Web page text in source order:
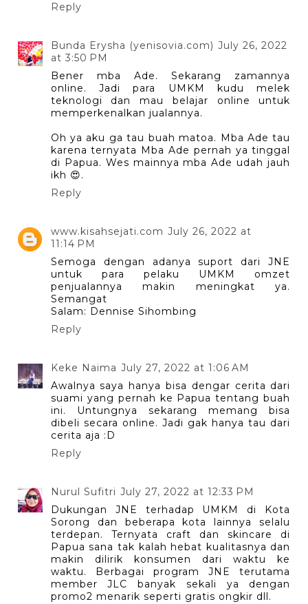
Reply
Bunda Erysha (yenisovia.com) July 26, 2022
at 3:50 PM
Bener mba Ade. Sekarang zamannya
online. Jadi para UMKM kudu melek
teknologi dan mau belajar online untuk
memperkenalkan jualannya.
Oh ya aku ga tau buah matoa. Mba Ade tau
karena ternyata Mba Ade pernah ya tinggal
di Papua. Wes mainnya mba Ade udah jauh
ikh 😍.
Reply
www.kisahsejati.com July 26, 2022 at
11:14 PM
Semoga dengan adanya suport dari JNE
untuk para pelaku UMKM omzet
penjualannya makin meningkat ya.
Semangat
Salam: Dennise Sihombing
Reply
Keke Naima July 27, 2022 at 1:06 AM
Awalnya saya hanya bisa dengar cerita dari
suami yang pernah ke Papua tentang buah
ini. Untungnya sekarang memang bisa
dibeli secara online. Jadi gak hanya tau dari
cerita aja :D
Reply
Nurul Sufitri July 27, 2022 at 12:33 PM
Dukungan JNE terhadap UMKM di Kota
Sorong dan beberapa kota lainnya selalu
terdepan. Ternyata craft dan skincare di
Papua sana tak kalah hebat kualitasnya dan
makin dilirik konsumen dari waktu ke
waktu. Berbagai program JNE terutama
member JLC banyak sekali ya dengan
promo2 menarik seperti gratis ongkir dll.